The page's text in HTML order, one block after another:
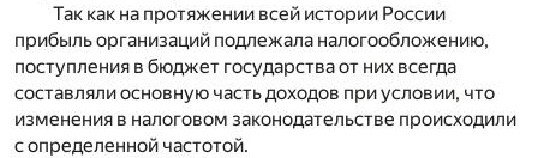
Так как на протяжении всей истории России
прибыль организаций подлежала налогообложению,
поступления в бюджет государства от них всегда
составляли основную часть доходов при условии, что
изменения в налоговом законодательстве происходили
с определенной частотой.